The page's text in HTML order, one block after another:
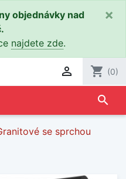
objednávky nad
najdete zde.
×
 shopping_cart (0)
search
se sprchou